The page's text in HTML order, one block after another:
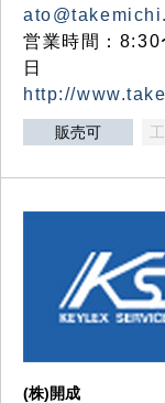
営業時間：
日
http://
販売可
(株)開成